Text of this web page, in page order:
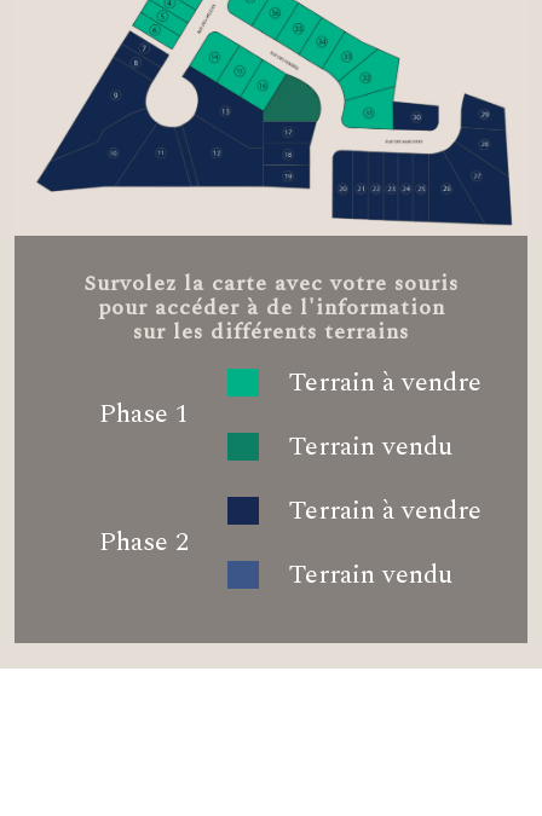
Phase 1
Terrain à vendre
Terrain vendu
Phase 2
Terrain à vendre
Terrain vendu
Survolez la carte avec votre souris
pour accéder à de l'information
sur les différents terrains